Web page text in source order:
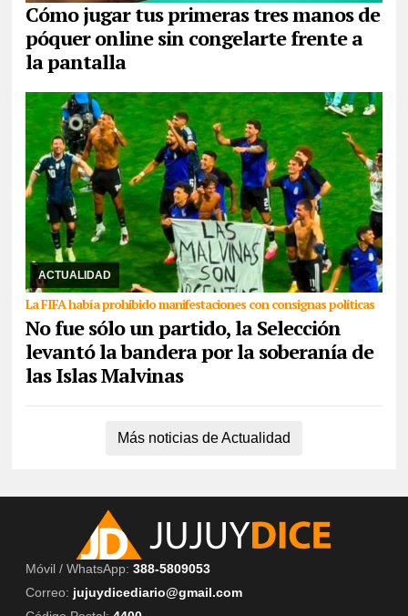
Cómo jugar tus primeras tres manos de
póquer online sin congelarte frente a
la pantalla
ACTUALIDAD
La FIFA había prohibido manifestaciones con consignas políticas
No fue sólo un partido, la Selección
levantó la bandera por la soberanía de
las Islas Malvinas
16/07/2026 Los jugadores saltaron la prohibición de ingresar con
consignas políticas respecto al conflicto bélico. A 40 años del gol
de D10s, la hazaña argentin ...
Más noticias de Actualidad
Móvil / WhatsApp: 388-5809053
Correo: jujuydicediario@gmail.com